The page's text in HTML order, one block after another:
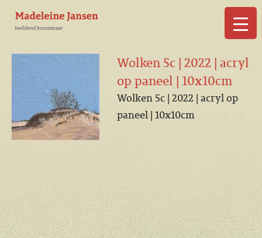
Wolken 5c | 2022 | acryl
op paneel | 10x10cm
Wolken 5c | 2022 | acryl op
paneel | 10x10cm
▼